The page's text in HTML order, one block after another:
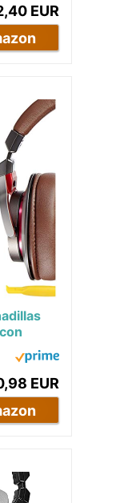
EUR
EUR